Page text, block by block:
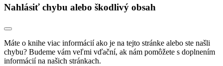
Nahlásiť chybu alebo škodlivý obsah
Máte o knihe viac informácií ako je na tejto stránke alebo ste našli
chybu? Budeme vám veľmi vďační, ak nám pomôžete s doplnením
informácií na našich stránkach.